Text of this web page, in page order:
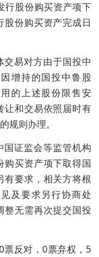
行股份购买资产项下
份购买资产完成日
易对方由于国投中
增持的国投中鲁股
的上述股份限售安
让和交易依照届时有
规则办理。
证监会等监管机构
买资产项下取得国
要求，相关方将根
及要求另行协商处
整无需再次提交国投
反对，0票弃权，5